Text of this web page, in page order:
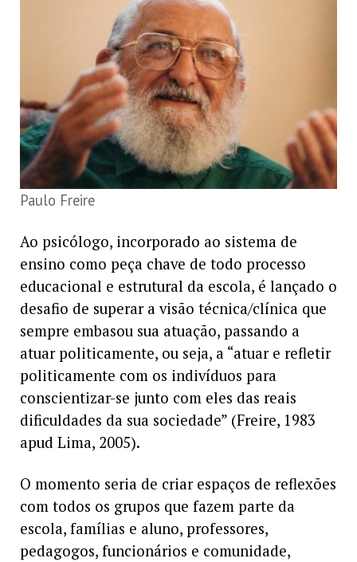
Paulo Freire
Ao psicólogo, incorporado ao sistema de
ensino como peça chave de todo processo
educacional e estrutural da escola, é lançado o
desafio de superar a visão técnica/clínica que
sempre embasou sua atuação, passando a
atuar politicamente, ou seja, a “atuar e refletir
politicamente com os indivíduos para
conscientizar-se junto com eles das reais
dificuldades da sua sociedade” (Freire, 1983
apud Lima, 2005).
O momento seria de criar espaços de reflexões
com todos os grupos que fazem parte da
escola, famílias e aluno, professores,
pedagogos, funcionários e comunidade,